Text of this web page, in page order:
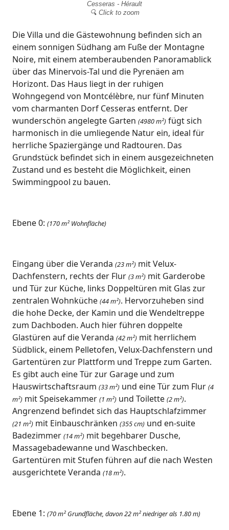
Cesseras - Hérault
🔍 Click to zoom
Die Villa und die Gästewohnung befinden sich an
einem sonnigen Südhang am Fuße der Montagne
Noire, mit einem atemberaubenden Panoramablick
über das Minervois-Tal und die Pyrenäen am
Horizont. Das Haus liegt in der ruhigen
Wohngegend von Montcélèbre, nur fünf Minuten
vom charmanten Dorf Cesseras entfernt. Der
wunderschön angelegte Garten (4980 m²) fügt sich
harmonisch in die umliegende Natur ein, ideal für
herrliche Spaziergänge und Radtouren. Das
Grundstück befindet sich in einem ausgezeichneten
Zustand und es besteht die Möglichkeit, einen
Swimmingpool zu bauen.
Ebene 0: (170 m² Wohnfläche)
Eingang über die Veranda (23 m²) mit Velux-
Dachfenstern, rechts der Flur (3 m²) mit Garderobe
und Tür zur Küche, links Doppeltüren mit Glas zur
zentralen Wohnküche (44 m²). Hervorzuheben sind
die hohe Decke, der Kamin und die Wendeltreppe
zum Dachboden. Auch hier führen doppelte
Glastüren auf die Veranda (42 m²) mit herrlichem
Südblick, einem Pelletofen, Velux-Dachfenstern und
Gartentüren zur Plattform und Treppe zum Garten.
Es gibt auch eine Tür zur Garage und zum
Hauswirtschaftsraum (33 m²) und eine Tür zum Flur (4
m²) mit Speisekammer (1 m²) und Toilette (2 m²).
Angrenzend befindet sich das Hauptschlafzimmer
(21 m²) mit Einbauschränken (355 cm) und en-suite
Badezimmer (14 m²) mit begehbarer Dusche,
Massagebadewanne und Waschbecken.
Gartentüren mit Stufen führen auf die nach Westen
ausgerichtete Veranda (18 m²).
Ebene 1: (70 m² Grundfläche, davon 22 m² niedriger als 1.80 m)